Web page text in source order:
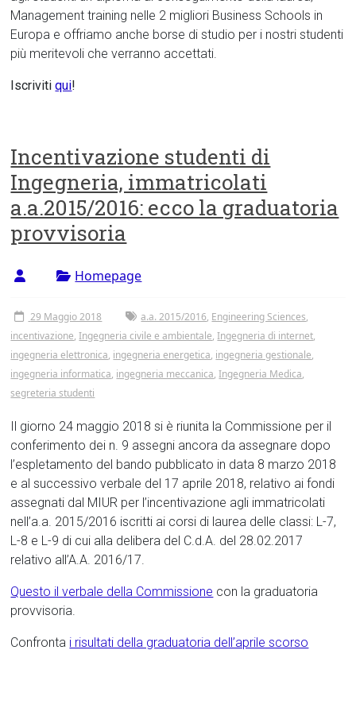
Management training nelle 2 migliori Business Schools in
Europa e offriamo anche borse di studio per i nostri studenti
più meritevoli che verranno accettati.
Iscrivitiqui!
Incentivazione studenti di
Ingegneria, immatricolati
a.a.2015/2016: ecco la graduatoria
provvisoria
Homepage
29 Maggio 2018 a.a. 2015/2016, Engineering Sciences,
incentivazione,Ingegneria civile e ambientale,Ingegneria di internet,
ingegneria elettronica, ingegneria energetica, ingegneria gestionale,
ingegneria informatica, ingegneria meccanica,Ingegneria Medica,
segreteria studenti
Il giorno 24 maggio 2018 si è riunita la Commissione per il
conferimento dei n. 9 assegni ancora da assegnare dopo
l’espletamento del bando pubblicato in data 8 marzo 2018
e al successivo verbale del 17 aprile 2018, relativo ai fondi
assegnati dal MIUR per l’incentivazione agli immatricolati
nell’a.a. 2015/2016 iscritti ai corsi di laurea delle classi: L-7,
L-8 e L-9 di cui alla delibera del C.d.A. del 28.02.2017
relativo all’A.A. 2016/17.
Questo il verbale della Commissione con la graduatoria
provvisoria.
Confronta i risultati della graduatoria dell’aprile scorso